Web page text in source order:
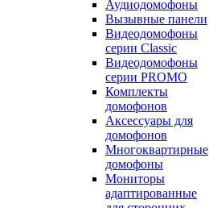
Аудиодомофоны
Вызывные панели
Видеодомофоны
серии Classic
Видеодомофоны
серии PROMO
Комплекты
домофонов
Аксессуары для
домофонов
Многоквартирные
домофоны
Мониторы
адаптированные